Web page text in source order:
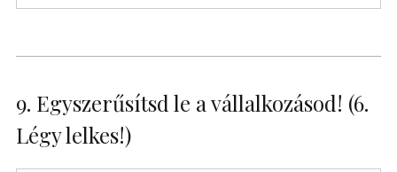
9. Egyszerűsítsd le a vállalkozásod! (6.
Légy lelkes!)